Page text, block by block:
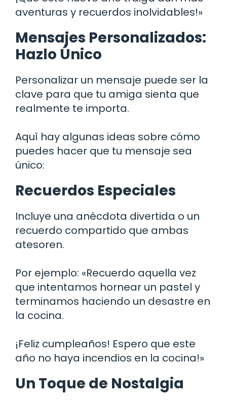
aventuras y recuerdos inolvidables!»
Mensajes Personalizados:
Hazlo Único
Personalizar un mensaje puede ser la
clave para que tu amiga sienta que
realmente te importa.
Aquí hay algunas ideas sobre cómo
puedes hacer que tu mensaje sea
único:
Recuerdos Especiales
Incluye una anécdota divertida o un
recuerdo compartido que ambas
atesoren.
Por ejemplo: «Recuerdo aquella vez
que intentamos hornear un pastel y
terminamos haciendo un desastre en
la cocina.
¡Feliz cumpleaños! Espero que este
año no haya incendios en la cocina!»
Un Toque de Nostalgia